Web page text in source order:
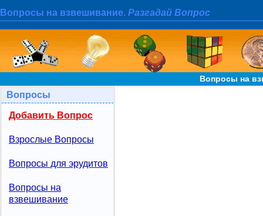
Вопросы на взвешивание. Разгадай Вопрос
Вопросы на
Вопросы
Добавить Вопрос
Взрослые Вопросы
Вопросы для эрудитов
Вопросы на
взвешивание